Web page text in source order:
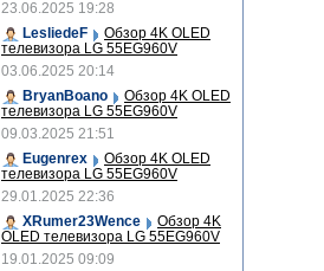
23.06.2025 19:28
LesliedeF
Обзор 4K OLED
телевизора LG 55EG960V
03.06.2025 20:14
BryanBoano
Обзор 4K OLED
телевизора LG 55EG960V
09.03.2025 21:51
Eugenrex
Обзор 4K OLED
телевизора LG 55EG960V
29.01.2025 22:36
XRumer23Wence
Обзор 4K
OLED телевизора LG 55EG960V
19.01.2025 09:09